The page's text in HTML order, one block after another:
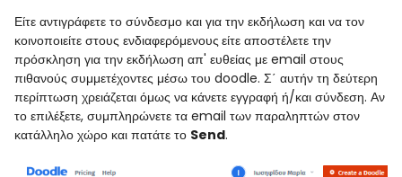
Είτε αντιγράφετε το σύνδεσμο και για την εκδήλωση και να τον
κοινοποιείτε στους ενδιαφερόμενους είτε αποστέλετε την
πρόσκληση για την εκδήλωση απ' ευθείας με email στους
πιθανούς συμμετέχοντες μέσω του doodle. Σ΄ αυτήν τη δεύτερη
περίπτωση χρειάζεται όμως να κάνετε εγγραφή ή/και σύνδεση. Αν
το επιλέξετε, συμπληρώνετε τα email των παραληπτών στον
κατάλληλο χώρο και πατάτε το Send.